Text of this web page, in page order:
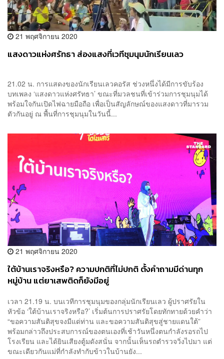
21 พฤศจิกายน 2020
แสงดาวแห่งศรัทธา ส่องแสงที่เวทีชุมนุมนักเรียนเลว
21.02 น. การแสดงของนักเรียนเลวคอรัส ช่วงหนึ่งได้มีการขับร้อง
บทเพลง ‘แสงดาวแห่งศรัทธา’ ขณะที่มวลชนที่เข้าร่วมการชุมนุมได้
พร้อมใจกันเปิดไฟฉายมือถือ เพื่อเป็นสัญลักษณ์ของแสงดาวที่มารวม
ตัวกันอยู่ ณ พื้นที่การชุมนุมในวันนี้...
21 พฤศจิกายน 2020
ใต้บ้านเราจริงหรือ? ความปกติที่ไม่ปกติ ตั้งคำถามมีด่านทุก
หมู่บ้าน แต่ยาเสพติดก็ยังมีอยู่
เวลา 21.19 น. บนเวทีการชุมนุมของกลุ่มนักเรียนเลว ผู้ปราศรัยใน
หัวข้อ ‘ใต้บ้านเราจริงหรือ?’ เริ่มต้นการปราศรัยโดยทักทายด้วยคำว่า
“ขอความสันติสุขจงมีแด่ท่าน และขอความสันติสุขสู่ชายแดนใต้”
พร้อมกล่าวถึงประสบการณ์ของตนเองที่เช้าวันหนึ่งตนกำลังรอรถไป
โรงเรียน และได้ยินเสียงตู้มดังสนั่น จากนั้นเห็นรถตำรวจวิ่งไปมา แต่
ขณะเดียวกันแม่ที่กำลังทำกับข้าวในบ้านยัง...